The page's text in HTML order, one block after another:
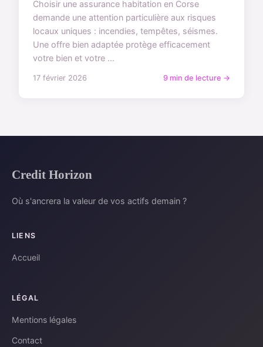
Choisir une assurance habitation en Corse
demande une attention particulière aux risques
locaux uniques : incendies, tempêtes, séismes.
Une offre bien adaptée protège efficacement
votre bien et votre ...
17 février 2026 9 min de lecture →
Credit Horizon
Où s'ancrera la valeur de vos actifs demain ?
LIENS
Accueil
LÉGAL
Mentions légales
Contact